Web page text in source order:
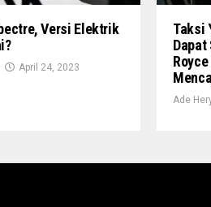
Versi Elektrik
April 24, 2023
Taksi
Dapat
Ade